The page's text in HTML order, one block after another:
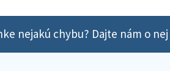
nejakú chybu? Dajte nám o